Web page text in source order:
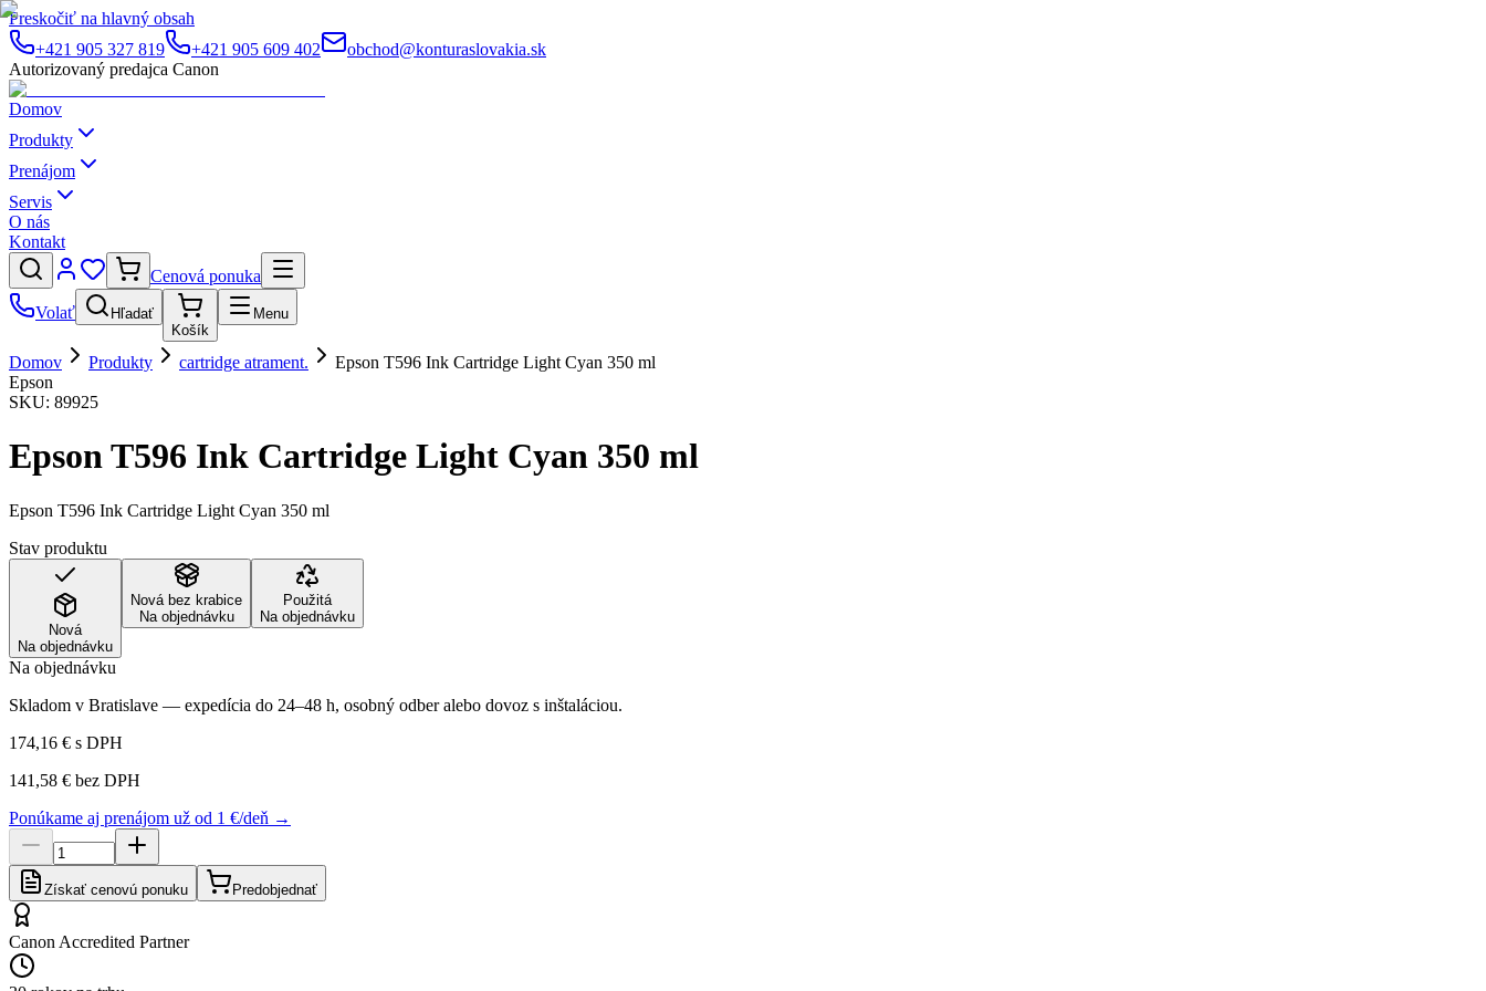
Preskočiť na hlavný obsah
+421 905 327 819
+421 905 609 402
obchod@konturaslovakia.sk
Autorizovaný predajca Canon
Domov
Produkty
Prenájom
Servis
O nás
Kontakt
Cenová ponuka
Volať
Hľadať
Košík
Menu
Domov Produkty cartridge atrament.
Epson T596 Ink Cartridge Light Cyan 350 ml
Epson
SKU: 89925
Epson T596 Ink Cartridge Light Cyan 350 ml
Epson T596 Ink Cartridge Light Cyan 350 ml
Stav produktu
Nová
Na objednávku
Nová bez krabice
Na objednávku
Použitá
Na objednávku
Na objednávku
Skladom v Bratislave — expedícia do 24–48 h, osobný odber alebo dovoz s inštaláciou.
174,16 € s DPH
141,58 € bez DPH
Ponúkame aj prenájom už od 1 €/deň →
Získať cenovú ponuku Predobjednať
Canon Accredited Partner